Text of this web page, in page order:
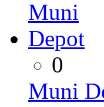
0
Muni